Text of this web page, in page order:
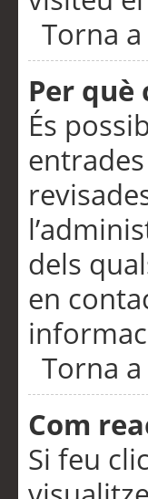
Torna a
Per què
És
dels
en
Torna a
Com
Si feu